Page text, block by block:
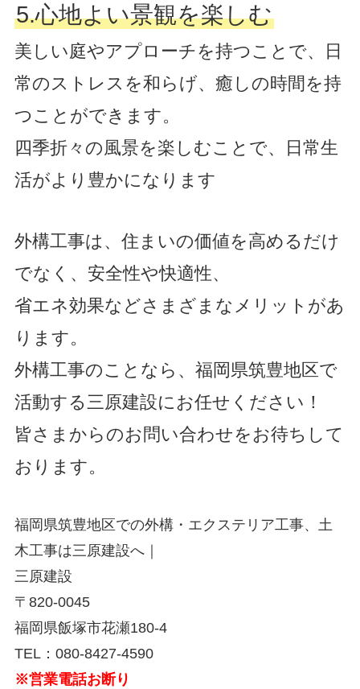
5.心地よい景観を楽しむ
美しい庭やアプローチを持つことで、日
常のストレスを和らげ、癒しの時間を持
つことができます。
四季折々の風景を楽しむことで、日常生
活がより豊かになります
外構工事は、住まいの価値を高めるだけ
でなく、安全性や快適性、
省エネ効果などさまざまなメリットがあ
ります。
外構工事のことなら、福岡県筑豊地区で
活動する三原建設にお任せください！
皆さまからのお問い合わせをお待ちして
おります。
福岡県筑豊地区での外構・エクステリア工事、土
木工事は三原建設へ｜
三原建設
〒820-0045
福岡県飯塚市花瀬180-4
TEL：080-8427-4590
※営業電話お断り